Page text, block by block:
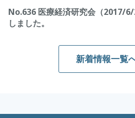
No.636 医療経済研究会（2017/
しました。
新着情報一覧